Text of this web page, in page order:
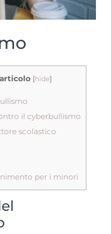
[hide]
il cyberbullismo
scolastico
per i minori